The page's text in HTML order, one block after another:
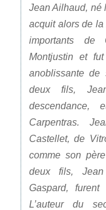
Jean Ailhaud,
acquit alors de
importants
Montjustin et
anoblissante
deux fils,
Carpentras.
Castellet, de
comme son
deux fils,
Gaspard,
L’auteur du